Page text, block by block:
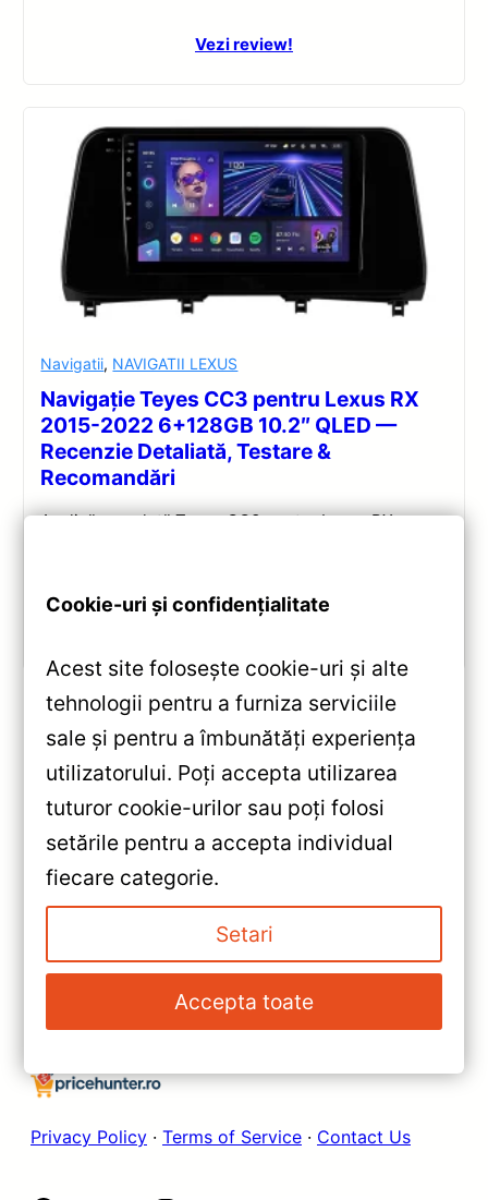
Vezi review!
Navigatii, NAVIGATII LEXUS
Navigație Teyes CC3 pentru Lexus RX
2015-2022 6+128GB 10.2″ QLED —
Recenzie Detaliată, Testare &
Recomandări
Analiză completă Teyes CC3 pentru Lexus RX:
«Navigatie Auto Teyes CC3L
WiFi Chevrolet Aveo T250
2+32GB — Caracteristici, Păreri
& Preț Actualizat
Navigație Auto Teyes CC3L
WiFi BMW X5 E53 1999-2006
— Recenzie Detaliată, Testare &
Recomandări
Privacy Policy · Terms of Service · Contact Us
Cookie-uri și confidențialitate
Acest site folosește cookie-uri și alte
tehnologii pentru a furniza serviciile
sale și pentru a îmbunătăți experiența
utilizatorului. Poți accepta utilizarea
tuturor cookie-urilor sau poți folosi
setările pentru a accepta individual
fiecare categorie.
Setari
Accepta toate